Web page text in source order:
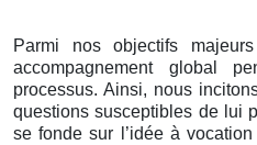
Parmi nos objectifs
accompagnement global
processus. Ainsi, nous
questions susceptibles de lui
se fonde sur l’idée à